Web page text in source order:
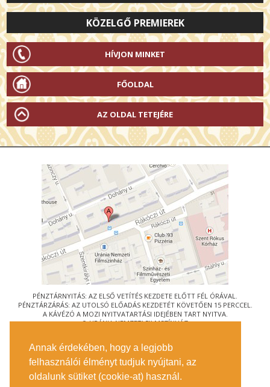
Annak érdekében, hogy a legjobb
felhasználói élményt tudjuk nyújtani, az
oldalunk sütiket (cookie-at) használ.
KÖZELGŐ PREMIEREK
HÍVJON MINKET
FŐOLDAL
AZ OLDAL TETEJÉRE
PÉNZTÁRNYITÁS: AZ ELSŐ VETÍTÉS KEZDETE ELŐTT FÉL ÓRÁVAL.
PÉNZTÁRZÁRÁS: AZ UTOLSÓ ELŐADÁS KEZDETÉT KÖVETŐEN 15 PERCCEL.
A KÁVÉZÓ A MOZI NYITVATARTÁSI IDEJÉBEN TART NYITVA.
© URÁNIA NEMZETI FILMSZÍNHÁZ
1088 BUDAPEST, RÁKÓCZI ÚT 21.
MEGKÖZELÍTÉS
JEGYINFORMÁCIÓ